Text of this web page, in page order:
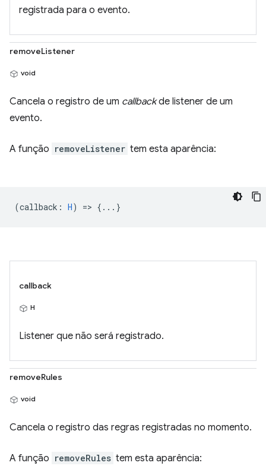
registrada para o evento.
removeListener
void
Cancela o registro de um callbackde listener de um
evento.
A função removeListener tem esta aparência:
(callback : H) => {...}
callback
H
Listener que não será registrado.
removeRules
void
Cancela o registro das regras registradas no momento.
A função removeRules tem esta aparência: